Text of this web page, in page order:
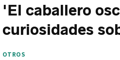
'El caballero
curiosidades
OTROS